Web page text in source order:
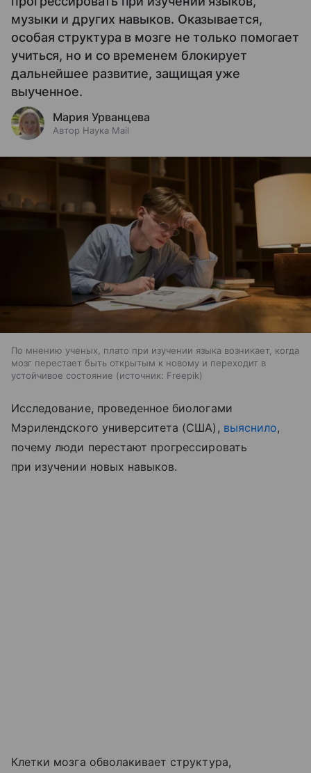
музыки и других навыков. Оказывается,
особая структура в мозге не только помогает
учиться, но и со временем блокирует
дальнейшее развитие, защищая уже
выученное.
Мария Урванцева
Автор Наука Mail
По мнению ученых, плато при изучении языка возникает, когда
мозг перестает быть открытым к новому и переходит в
устойчивое состояние
источник: Freepik
Исследование, проведенное биологами
Мэрилендского университета (США), выяснило,
почему люди перестают прогрессировать
при изучении новых навыков.
Клетки мозга обволакивает структура,